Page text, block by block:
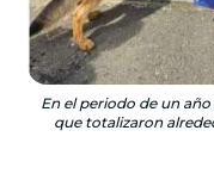
En el periodo de un año
que totalizaron